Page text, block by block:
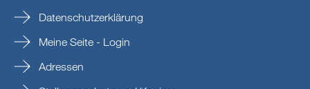
Datenschutzerklärung
Meine Seite - Login
Adressen